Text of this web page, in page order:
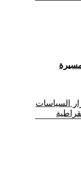
مسيرة
السياسات